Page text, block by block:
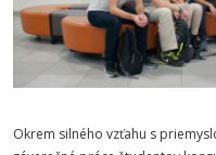
Okrem silného vzťahu s